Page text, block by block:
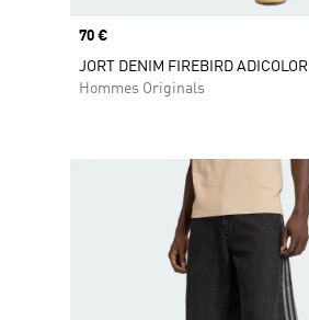
Prix
70 €
JORT DENIM FIREBIRD ADICOLOR
Hommes Originals